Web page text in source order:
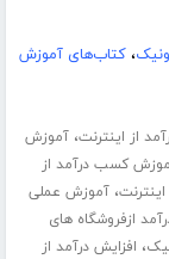
،کتاب‌های آموزش
از اینترنت،آموزش
کسب درآمد از
،آموزش عملی
ازفروشگاه های
، افزایش درآمد از